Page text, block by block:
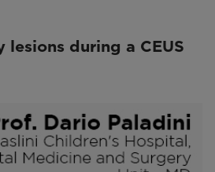
lesions during a CEUS